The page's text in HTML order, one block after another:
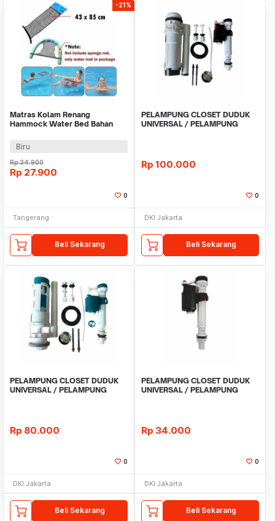
-21%
Matras Kolam Renang
Hammock Water Bed Bahan
Biru
Rp34.900
Rp 27.900
0
Tangerang
Beli Sekarang
PELAMPUNG CLOSET DUDUK
UNIVERSAL / PELAMPUNG
Rp 100.000
0
DKI Jakarta
Beli Sekarang
PELAMPUNG CLOSET DUDUK
UNIVERSAL / PELAMPUNG
Rp 80.000
0
DKI Jakarta
Beli Sekarang
PELAMPUNG CLOSET DUDUK
UNIVERSAL / PELAMPUNG
Rp 34.000
0
DKI Jakarta
Beli Sekarang